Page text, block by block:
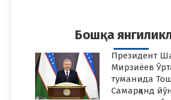
Бошқа
Президент
Мирзиёев
туманида
Самарқанд